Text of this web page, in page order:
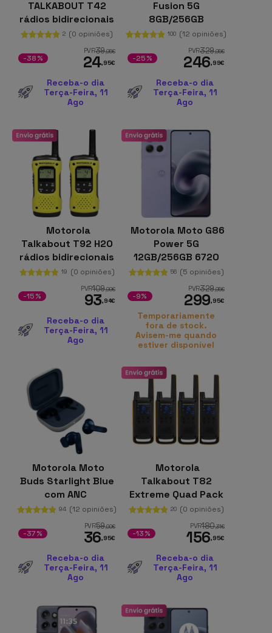
TALKABOUT T42
rádios bidirecionais
16 canais Vermelho
2 (0 opiniões)
PVR39,95€
24,95€
-38%
Receba-o dia
Terça-Feira, 11
Ago
Fusion 5G
8GB/256GB
Cinzento
100 (12 opiniões)
PVR329,95€
246,99€
-25%
Receba-o dia
Terça-Feira, 11
Ago
Motorola
Talkabout T92 H2O
rádios bidirecionais
16 canais Banda
19 (0 opiniões)
PVR109,99€
93,94€
-15%
Receba-o dia
Terça-Feira, 11
Ago
Motorola Moto G86
Power 5G
12GB/256GB 6720
mAh Cosmic Sky
56 (5 opiniões)
PVR329,95€
299,95€
-9%
Temporariamente
fora de stock.
Avisem-me quando
estiver disponível
Motorola Moto
Buds Starlight Blue
com ANC
94 (12 opiniões)
PVR59,00€
36,95€
-37%
Receba-o dia
Terça-Feira, 11
Ago
Motorola
Talkabout T82
Extreme Quad Pack
de 4 Preto, Laranja
20 (0 opiniões)
PVR180,31€
156,95€
-13%
Receba-o dia
Terça-Feira, 11
Ago